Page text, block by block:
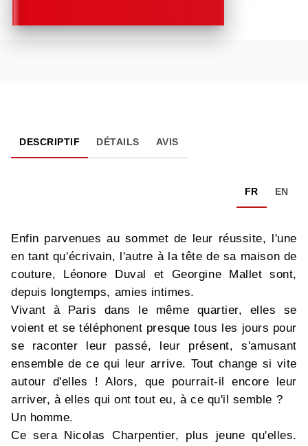
DESCRIPTIF DÉTAILS AVIS
FR EN
Enfin parvenues au sommet de leur réussite, l'une
en tant qu'écrivain, l'autre à la tête de sa maison de
couture, Léonore Duval et Georgine Mallet sont,
depuis longtemps, amies intimes.
Vivant à Paris dans le même quartier, elles se
voient et se téléphonent presque tous les jours pour
se raconter leur passé, leur présent, s'amusant
ensemble de ce qui leur arrive. Tout change si vite
autour d'elles ! Alors, que pourrait-il encore leur
arriver, à elles qui ont tout eu, à ce qu'il semble ?
Un homme.
Ce sera Nicolas Charpentier, plus jeune qu'elles.